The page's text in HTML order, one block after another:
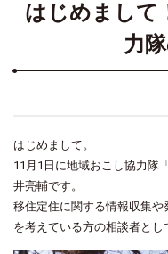
はじめまして
力
はじめまして。
11月1日に地域おこし協力隊
井亮輔です。
移住定住に関する情報収集
を考えている方の相談者とし